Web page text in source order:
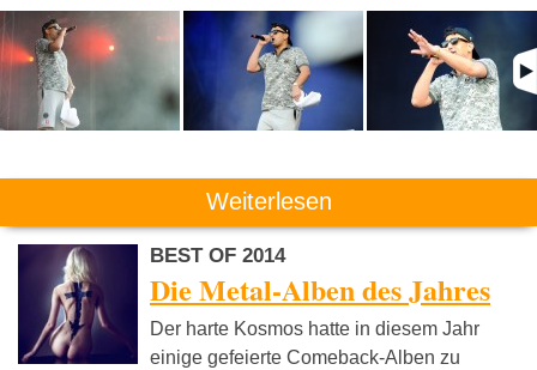
Weiterlesen
BEST OF 2014
Die Metal-Alben des Jahres
Der harte Kosmos hatte in diesem Jahr
einige gefeierte Comeback-Alben zu